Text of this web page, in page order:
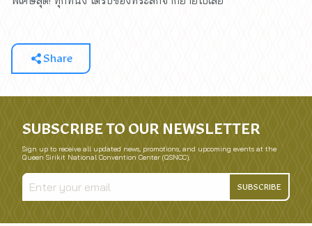
Share
SUBSCRIBE TO OUR NEWSLETTER
Sign up to receive all updated news, promotions, and upcoming events at the
Queen Sirikit National Convention Center (QSNCC).
SUBSCRIBE